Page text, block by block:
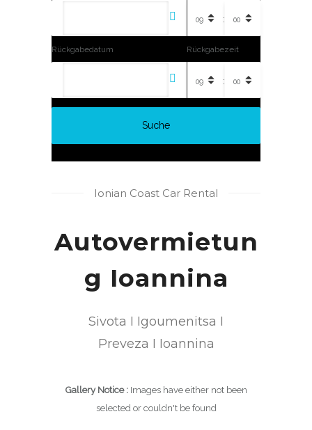
:
Rückgabedatum Rückgabezeit
:
Suche
Ionian Coast Car Rental
Autovermietun
g Ioannina
Sivota I Igoumenitsa I
Preveza I Ioannina
Gallery Notice : Images have either not been
selected or couldn't be found